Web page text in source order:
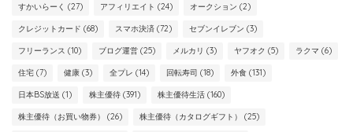
すかいらーく (27) アフィリエイト (24) オークション (2)
クレジットカード (68) スマホ決済 (72) セブンイレブン (3)
フリーランス (10) ブログ運営 (25) メルカリ (3) ヤフオク (5) ラクマ (6)
住宅 (7) 健康 (3) 全プレ (14) 回転寿司 (18) 外食 (131)
日本BS放送 (1) 株主優待 (391) 株主優待生活 (160)
株主優待（お買い物券） (26) 株主優待（カタログギフト） (25)